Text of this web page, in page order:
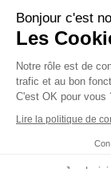
Du
Bonjour c'est
Les
Notre rôle est de
trafic et au bon
C'est OK pour vous
Lire la politique de